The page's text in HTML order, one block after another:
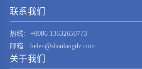
联系我们
热线:
+0086 13632650773
邮箱:
helen@shanlangdz.com
关于我们